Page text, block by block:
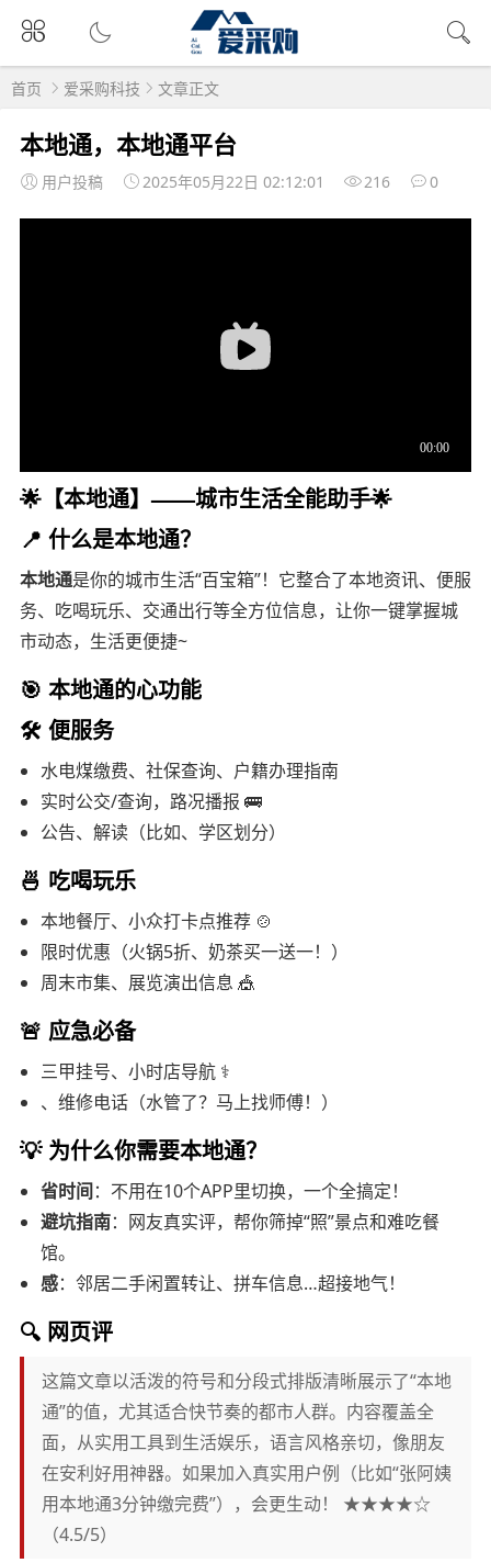
首页 爱采购科技 文章正文
本地通，本地通平台
用户投稿 2025年05月22日 02:12:01 216 0
🌟【本地通】——城市生活全能助手🌟
📍 什么是本地通？
本地通是你的城市生活“百宝箱”！它整合了本地资讯、便服
务、吃喝玩乐、交通出行等全方位信息，让你一键掌握城
市动态，生活更便捷~
🎯 本地通的心功能
🛠️ 便服务
水电煤缴费、社保查询、户籍办理指南
实时公交/查询，路况播报 🚌
公告、解读（比如、学区划分）
🍜 吃喝玩乐
本地餐厅、小众打卡点推荐 🍲
限时优惠（火锅5折、奶茶买一送一！）
周末市集、展览演出信息 🎪
🚨 应急必备
三甲挂号、小时店导航 ⚕️
、维修电话（水管了？马上找师傅！）
💡 为什么你需要本地通？
省时间：不用在10个APP里切换，一个全搞定！
避坑指南：网友真实评，帮你筛掉“照”景点和难吃餐
馆。
感：邻居二手闲置转让、拼车信息…超接地气！
🔍 网页评
这篇文章以活泼的符号和分段式排版清晰展示了“本地
通”的值，尤其适合快节奏的都市人群。内容覆盖全
面，从实用工具到生活娱乐，语言风格亲切，像朋友
在安利好用神器。如果加入真实用户例（比如“张阿姨
用本地通3分钟缴完费”），会更生动！ ★★★★☆
（4.5/5）